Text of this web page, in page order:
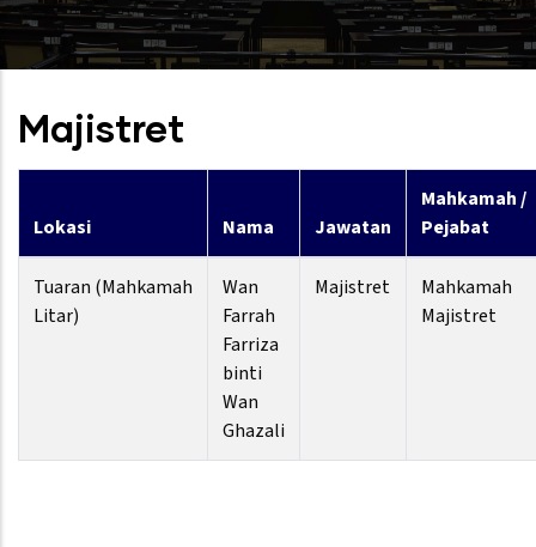
Majistret
Lokasi Nama Jawatan
Mahkamah /
Pejabat
Tuaran (Mahkamah
Litar)
Wan
Farrah
Farriza
binti
Wan
Ghazali
Majistret
Mahkamah
Majistret